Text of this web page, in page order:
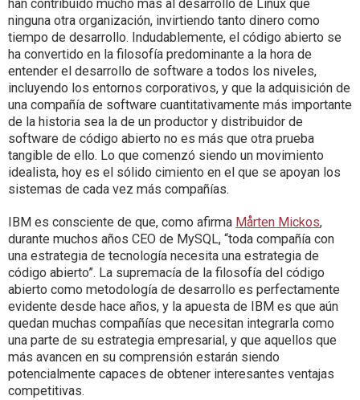
han contribuido mucho más al desarrollo de Linux que
ninguna otra organización, invirtiendo tanto dinero como
tiempo de desarrollo. Indudablemente, el código abierto se
ha convertido en la filosofía predominante a la hora de
entender el desarrollo de software a todos los niveles,
incluyendo los entornos corporativos, y que la adquisición de
una compañía de software cuantitativamente más importante
de la historia sea la de un productor y distribuidor de
software de código abierto no es más que otra prueba
tangible de ello. Lo que comenzó siendo un movimiento
idealista, hoy es el sólido cimiento en el que se apoyan los
sistemas de cada vez más compañías.
IBM es consciente de que, como afirma Mårten Mickos,
durante muchos años CEO de MySQL, “toda compañía con
una estrategia de tecnología necesita una estrategia de
código abierto”. La supremacía de la filosofía del código
abierto como metodología de desarrollo es perfectamente
evidente desde hace años, y la apuesta de IBM es que aún
quedan muchas compañías que necesitan integrarla como
una parte de su estrategia empresarial, y que aquellos que
más avancen en su comprensión estarán siendo
potencialmente capaces de obtener interesantes ventajas
competitivas.